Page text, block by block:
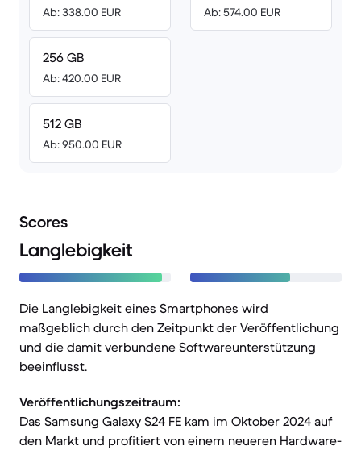
Ab: 338.00 EUR
256 GB
Ab: 420.00 EUR
512 GB
Ab: 950.00 EUR
Ab: 574.00 EUR
Scores
Langlebigkeit
Die Langlebigkeit eines Smartphones wird
maßgeblich durch den Zeitpunkt der Veröffentlichung
und die damit verbundene Softwareunterstützung
beeinflusst.
Veröffentlichungszeitraum:
Das Samsung Galaxy S24 FE kam im Oktober 2024 auf
den Markt und profitiert von einem neueren Hardware-